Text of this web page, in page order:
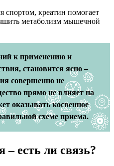
спортом, креатин помогает
метаболизм мышечной
к применению и
становится ясно –
совершенно не
прямо не влияет на
оказывать косвенное
схеме приема.
– есть ли связь?